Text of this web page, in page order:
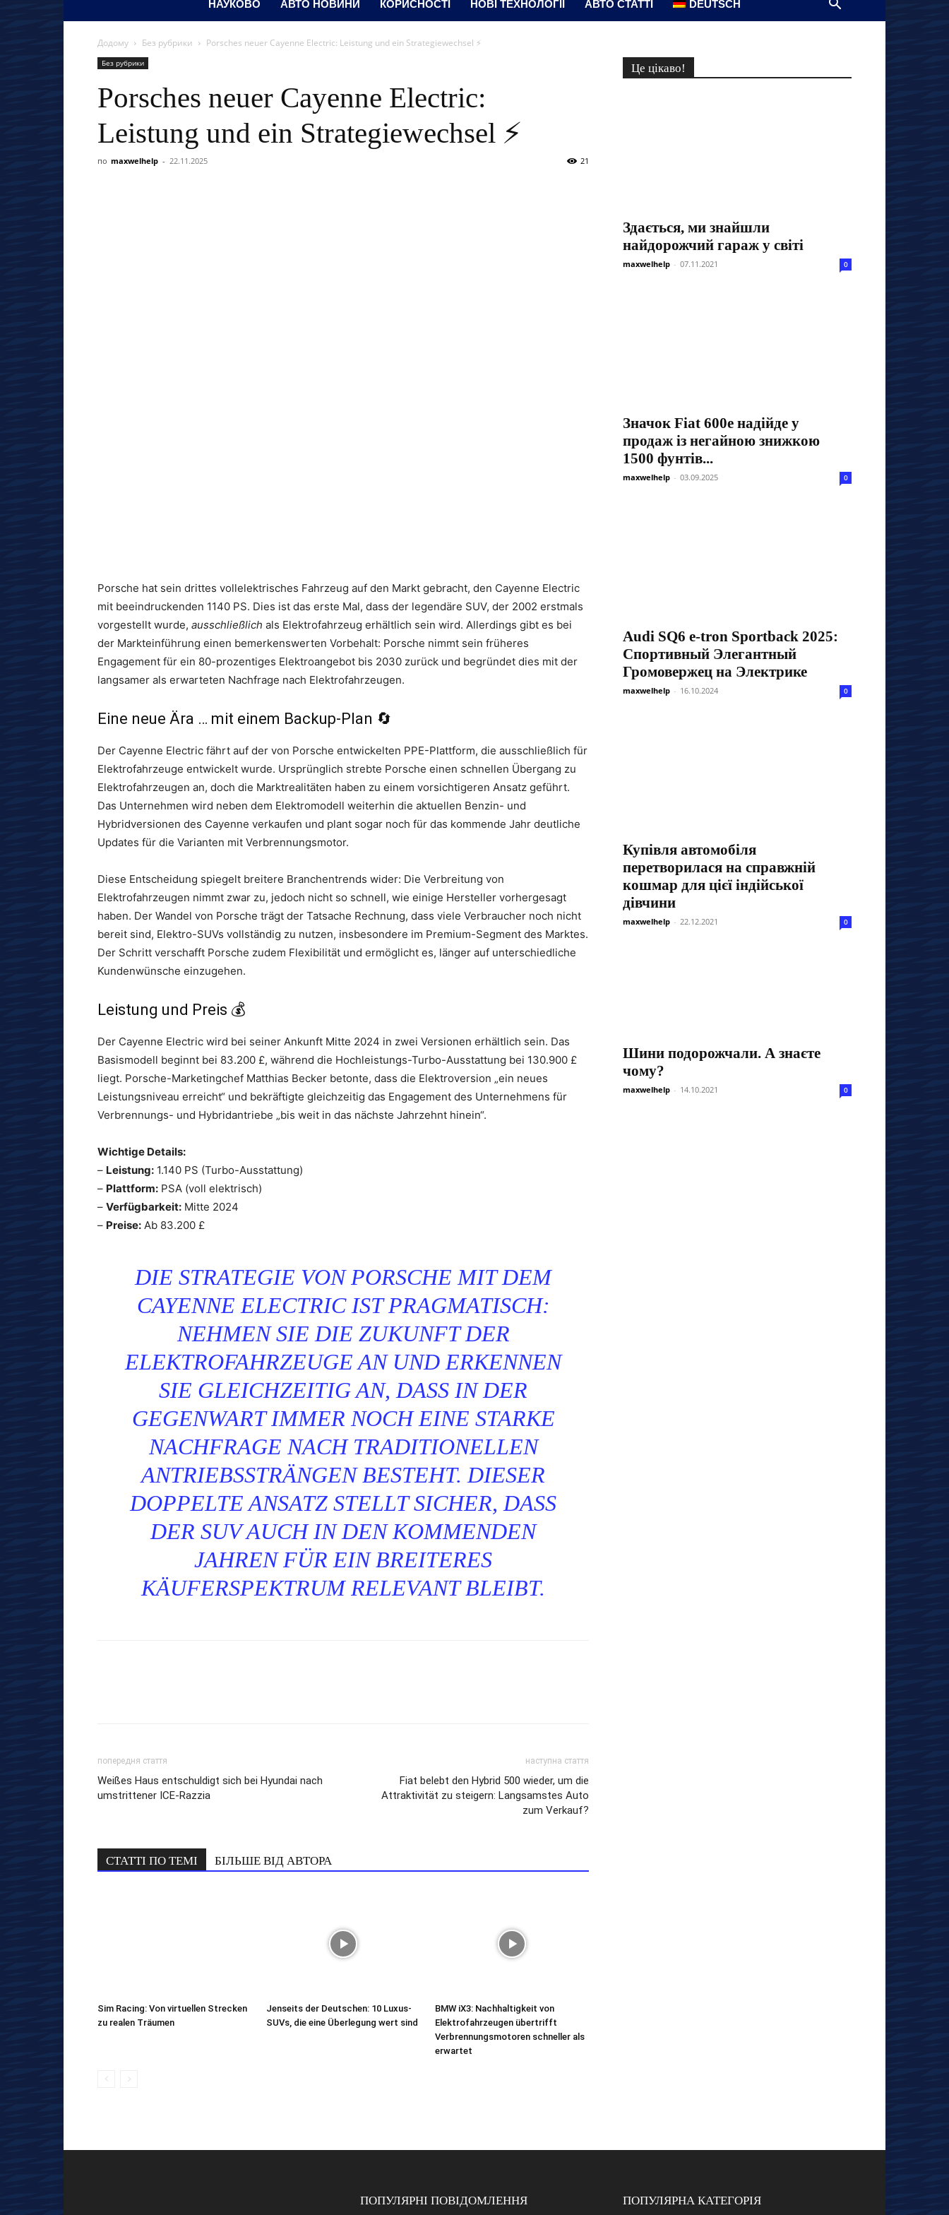
НАУКОВО АВТО НОВИНИ КОРИСНОСТІ НОВІ ТЕХНОЛОГІЇ АВТО СТАТТІ DEUTSCH
Додому Без рубрики Porsches neuer Cayenne Electric: Leistung und ein Strategiewechsel ⚡
Без рубрики
Porsches neuer Cayenne Electric:
Leistung und ein Strategiewechsel ⚡
по maxwelhelp - 22.11.2025 21
Porsche hat sein drittes vollelektrisches Fahrzeug auf den Markt gebracht, den Cayenne Electric
mit beeindruckenden 1140 PS. Dies ist das erste Mal, dass der legendäre SUV, der 2002 erstmals
vorgestellt wurde, ausschließlich als Elektrofahrzeug erhältlich sein wird. Allerdings gibt es bei
der Markteinführung einen bemerkenswerten Vorbehalt: Porsche nimmt sein früheres
Engagement für ein 80-prozentiges Elektroangebot bis 2030 zurück und begründet dies mit der
langsamer als erwarteten Nachfrage nach Elektrofahrzeugen.
Eine neue Ära … mit einem Backup-Plan 🔄
Der Cayenne Electric fährt auf der von Porsche entwickelten PPE-Plattform, die ausschließlich für
Elektrofahrzeuge entwickelt wurde. Ursprünglich strebte Porsche einen schnellen Übergang zu
Elektrofahrzeugen an, doch die Marktrealitäten haben zu einem vorsichtigeren Ansatz geführt.
Das Unternehmen wird neben dem Elektromodell weiterhin die aktuellen Benzin- und
Hybridversionen des Cayenne verkaufen und plant sogar noch für das kommende Jahr deutliche
Updates für die Varianten mit Verbrennungsmotor.
Diese Entscheidung spiegelt breitere Branchentrends wider: Die Verbreitung von
Elektrofahrzeugen nimmt zwar zu, jedoch nicht so schnell, wie einige Hersteller vorhergesagt
haben. Der Wandel von Porsche trägt der Tatsache Rechnung, dass viele Verbraucher noch nicht
bereit sind, Elektro-SUVs vollständig zu nutzen, insbesondere im Premium-Segment des Marktes.
Der Schritt verschafft Porsche zudem Flexibilität und ermöglicht es, länger auf unterschiedliche
Kundenwünsche einzugehen.
Leistung und Preis 💰
Der Cayenne Electric wird bei seiner Ankunft Mitte 2024 in zwei Versionen erhältlich sein. Das
Basismodell beginnt bei 83.200 £, während die Hochleistungs-Turbo-Ausstattung bei 130.900 £
liegt. Porsche-Marketingchef Matthias Becker betonte, dass die Elektroversion „ein neues
Leistungsniveau erreicht“ und bekräftigte gleichzeitig das Engagement des Unternehmens für
Verbrennungs- und Hybridantriebe „bis weit in das nächste Jahrzehnt hinein“.
Wichtige Details:
– Leistung: 1.140 PS (Turbo-Ausstattung)
– Plattform: PSA (voll elektrisch)
– Verfügbarkeit: Mitte 2024
– Preise: Ab 83.200 £
DIE STRATEGIE VON PORSCHE MIT DEM
CAYENNE ELECTRIC IST PRAGMATISCH:
NEHMEN SIE DIE ZUKUNFT DER
ELEKTROFAHRZEUGE AN UND ERKENNEN
SIE GLEICHZEITIG AN, DASS IN DER
GEGENWART IMMER NOCH EINE STARKE
NACHFRAGE NACH TRADITIONELLEN
ANTRIEBSSTRÄNGEN BESTEHT. DIESER
DOPPELTE ANSATZ STELLT SICHER, DASS
DER SUV AUCH IN DEN KOMMENDEN
JAHREN FÜR EIN BREITERES
KÄUFERSPEKTRUM RELEVANT BLEIBT.
попередня стаття
Weißes Haus entschuldigt sich bei Hyundai nach
umstrittener ICE-Razzia
наступна стаття
Fiat belebt den Hybrid 500 wieder, um die
Attraktivität zu steigern: Langsamstes Auto
zum Verkauf?
СТАТТІ ПО ТЕМІ БІЛЬШЕ ВІД АВТОРА
Sim Racing: Von virtuellen Strecken
zu realen Träumen
Jenseits der Deutschen: 10 Luxus-
SUVs, die eine Überlegung wert sind
BMW iX3: Nachhaltigkeit von
Elektrofahrzeugen übertrifft
Verbrennungsmotoren schneller als
erwartet
Це цікаво!
Здається, ми знайшли
найдорожчий гараж у світі
maxwelhelp - 07.11.2021 0
Значок Fiat 600e надійде у
продаж із негайною знижкою
1500 фунтів...
maxwelhelp - 03.09.2025 0
Audi SQ6 e-tron Sportback 2025:
Спортивный Элегантный
Громовержец на Электрике
maxwelhelp - 16.10.2024 0
Купівля автомобіля
перетворилася на справжній
кошмар для цієї індійської
дівчини
maxwelhelp - 22.12.2021 0
Шини подорожчали. А знаєте
чому?
maxwelhelp - 14.10.2021 0
ПОПУЛЯРНІ ПОВІДОМЛЕННЯ ПОПУЛЯРНА КАТЕГОРІЯ